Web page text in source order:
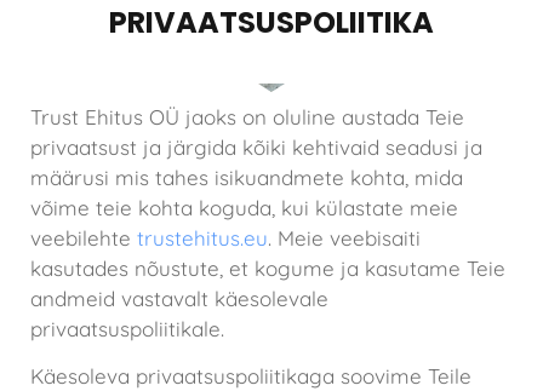
PRIVAATSUSPOLIITIKA
Trust Ehitus OÜ jaoks on oluline austada Teie
privaatsust ja järgida kõiki kehtivaid seadusi ja
määrusi mis tahes isikuandmete kohta, mida
võime teie kohta koguda, kui külastate meie
veebilehte trustehitus.eu. Meie veebisaiti
kasutades nõustute, et kogume ja kasutame Teie
andmeid vastavalt käesolevale
privaatsuspoliitikale.
Käesoleva privaatsuspoliitikaga soovime Teile